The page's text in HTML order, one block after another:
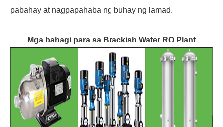
pabahay at nagpapahaba ng buhay ng lamad.
Mga bahagi para sa Brackish Water RO Plant